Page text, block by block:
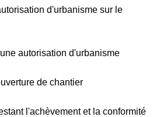
d'urbanisme sur le
autorisation d'urbanisme
de chantier
l'achèvement et la conformité